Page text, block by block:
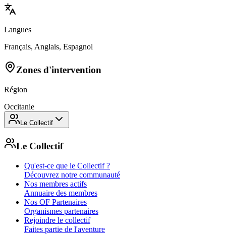
Langues
Français, Anglais, Espagnol
Zones d'intervention
Région
Occitanie
Le Collectif
Le Collectif
Qu'est-ce que le Collectif ?
Découvrez notre communauté
Nos membres actifs
Annuaire des membres
Nos OF Partenaires
Organismes partenaires
Rejoindre le collectif
Faites partie de l'aventure